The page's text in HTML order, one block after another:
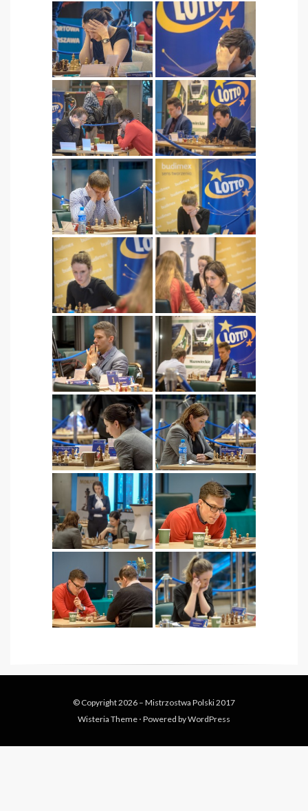
© Copyright 2026 – Mistrzostwa Polski 2017
Wisteria Theme ⋅ Powered byWordPress